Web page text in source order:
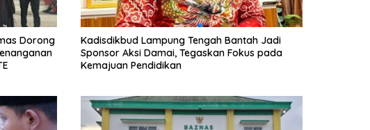
Dorong
Kadisdikbud Lampung Tengah Bantah Jadi
Sponsor Aksi Damai, Tegaskan Fokus pada
Kemajuan Pendidikan